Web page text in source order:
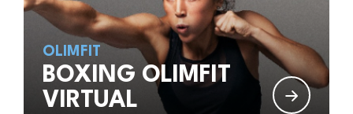
OLIMFIT
BOXING OLIMFIT
VIRTUAL